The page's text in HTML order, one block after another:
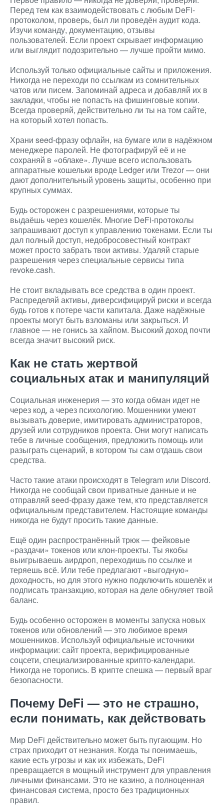
Перед тем как взаимодействовать с любым DeFi-
протоколом, проверь, был ли проведён аудит кода.
Изучи команду, документацию, отзывы
пользователей. Если проект скрывает информацию
или выглядит подозрительно — лучше пройти мимо.
Используй только официальные сайты и приложения.
Никогда не переходи по ссылкам из сомнительных
чатов или писем. Запоминай адреса и добавляй их в
закладки, чтобы не попасть на фишинговые копии.
Всегда проверяй, действительно ли ты на том сайте,
на который хотел попасть.
Храни seed-фразу офлайн, на бумаге или в надёжном
менеджере паролей. Не фотографируй её и не
сохраняй в «облаке». Лучше всего использовать
аппаратные кошельки вроде Ledger или Trezor — они
дают дополнительный уровень защиты, особенно при
крупных суммах.
Будь осторожен с разрешениями, которые ты
выдаёшь через кошелёк. Многие DeFi-протоколы
запрашивают доступ к управлению токенами. Если ты
дал полный доступ, недобросовестный контракт
может просто забрать твои активы. Удаляй старые
разрешения через специальные сервисы типа
revoke.cash.
Не стоит вкладывать все средства в один проект.
Распределяй активы, диверсифицируй риски и всегда
будь готов к потере части капитала. Даже надёжные
проекты могут быть взломаны или закрыться. И
главное — не гонись за хайпом. Высокий доход почти
всегда значит высокий риск.
Как не стать жертвой
социальных атак и манипуляций
Социальная инженерия — это когда обман идет не
через код, а через психологию. Мошенники умеют
вызывать доверие, имитировать администраторов,
друзей или сотрудников проекта. Они могут написать
тебе в личные сообщения, предложить помощь или
разыграть сценарий, в котором ты сам отдашь свои
средства.
Часто такие атаки происходят в Telegram или Discord.
Никогда не сообщай свои приватные данные и не
отправляй seed-фразу даже тем, кто представляется
официальным представителем. Настоящие команды
никогда не будут просить такие данные.
Ещё один распространённый трюк — фейковые
«раздачи» токенов или клон-проекты. Ты якобы
выигрываешь аирдроп, переходишь по ссылке и
теряешь всё. Или тебе предлагают «выгодную»
доходность, но для этого нужно подключить кошелёк и
подписать транзакцию, которая на деле обнуляет твой
баланс.
Будь особенно осторожен в моменты запуска новых
токенов или обновлений — это любимое время
мошенников. Используй официальные источники
информации: сайт проекта, верифицированные
соцсети, специализированные крипто-календари.
Никогда не торопись. В крипте спешка — первый враг
безопасности.
Почему DeFi — это не страшно,
если понимать, как действовать
Мир DeFi действительно может быть пугающим. Но
страх приходит от незнания. Когда ты понимаешь,
какие есть угрозы и как их избежать, DeFi
превращается в мощный инструмент для управления
личными финансами. Это не казино, а полноценная
финансовая система, просто без традиционных
правил.